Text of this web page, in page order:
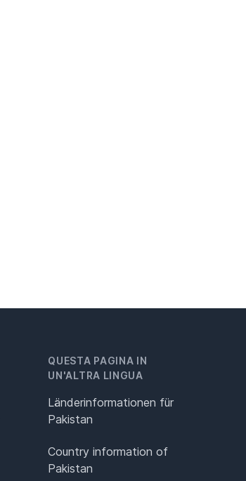
QUESTA PAGINA IN
UN'ALTRA LINGUA
Länderinformationen für
Pakistan
Country information of
Pakistan